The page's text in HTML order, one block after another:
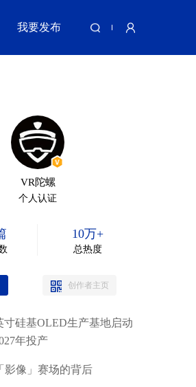
我要发布
VR陀螺
个人认证
10万+
总热度
创作者主页
寸硅基OLED生产基地启动
年投产
影像」赛场的背后